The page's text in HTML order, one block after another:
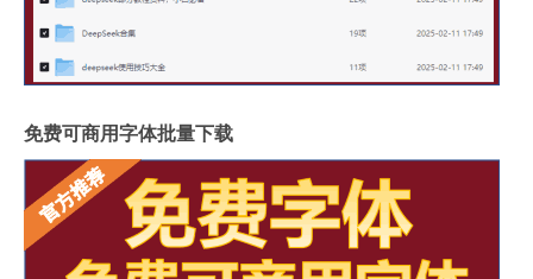
免费可商用字体批量下载